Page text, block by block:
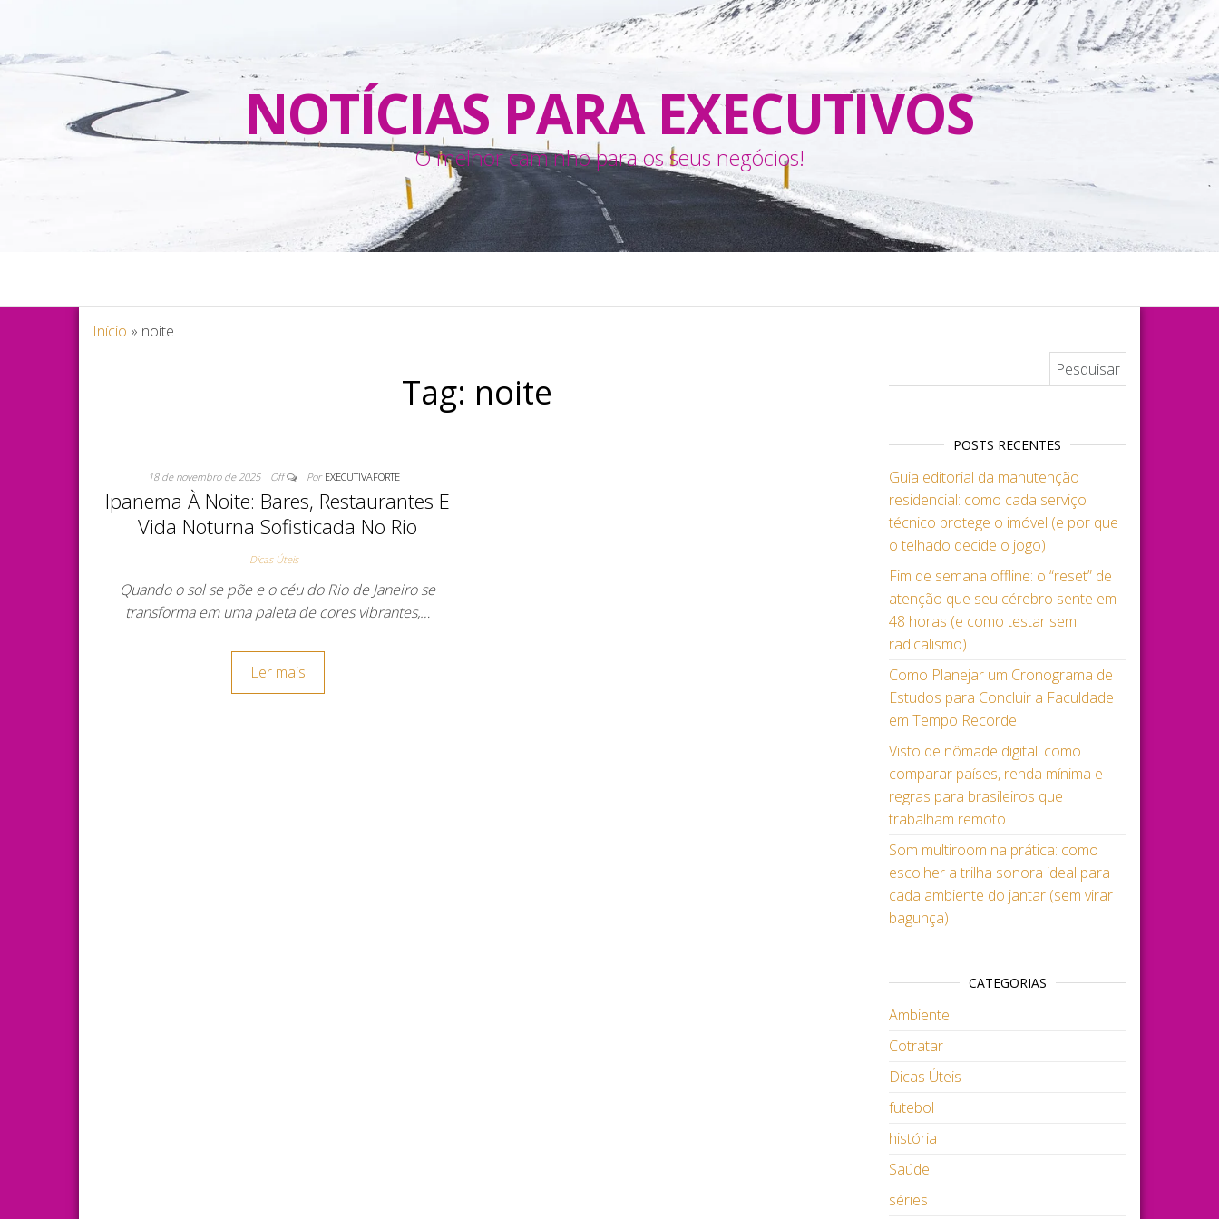
NOTÍCIAS PARA EXECUTIVOS
O melhor caminho para os seus negócios!
Início » noite
Tag: noite
18 de novembro de 2025 Off Por EXECUTIVAFORTE
Ipanema À Noite: Bares, Restaurantes E
Vida Noturna Sofisticada No Rio
Dicas Úteis
Quando o sol se põe e o céu do Rio de Janeiro se
transforma em uma paleta de cores vibrantes,…
Ler mais
POSTS RECENTES
Guia editorial da manutenção
residencial: como cada serviço
técnico protege o imóvel (e por que
o telhado decide o jogo)
Fim de semana offline: o “reset” de
atenção que seu cérebro sente em
48 horas (e como testar sem
radicalismo)
Como Planejar um Cronograma de
Estudos para Concluir a Faculdade
em Tempo Recorde
Visto de nômade digital: como
comparar países, renda mínima e
regras para brasileiros que
trabalham remoto
Som multiroom na prática: como
escolher a trilha sonora ideal para
cada ambiente do jantar (sem virar
bagunça)
CATEGORIAS
Ambiente
Cotratar
Dicas Úteis
futebol
história
Saúde
séries